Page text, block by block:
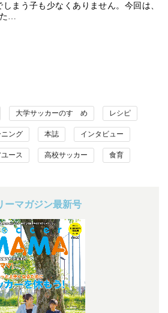
まう子も少なくありません。今回は、
…
大学サッカーのすゝめ レシピ
ニング 本誌 インタビュー
ース 高校サッカー 食育
ーマガジン最新号